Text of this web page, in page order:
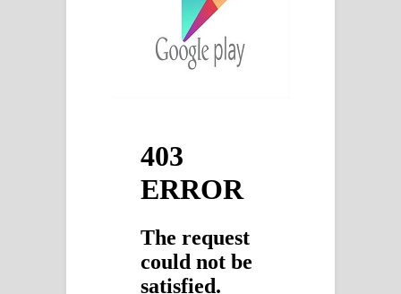
Sandata Duka Hithila Song Lyrics -
සඳට දුක හිතිලා ගීතයේ පද පෙළ
Father Song Lyrics - ෆාදර් ගීතයේ පද
පෙළ
Dannawada Mawa Song Lyrics -
දන්නවාද මාව ගීතයේ පද පෙළ